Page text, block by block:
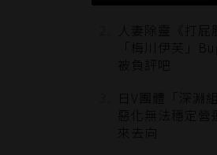
人妻除靈《打
「梅川伊芙」
被負評吧
日V團體「深淵
惡化無法穩定營
來去向